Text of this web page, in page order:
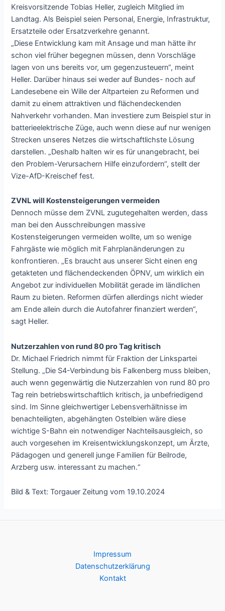
Kreisvorsitzende Tobias Heller, zugleich Mitglied im
Landtag. Als Beispiel seien Personal, Energie, Infrastruktur,
Ersatzteile oder Ersatzverkehre genannt.
„Diese Entwicklung kam mit Ansage und man hätte ihr
schon viel früher begegnen müssen, denn Vorschläge
lagen von uns bereits vor, um gegenzusteuern“, meint
Heller. Darüber hinaus sei weder auf Bundes- noch auf
Landesebene ein Wille der Altparteien zu Reformen und
damit zu einem attraktiven und flächendeckenden
Nahverkehr vorhanden. Man investiere zum Beispiel stur in
batterieelektrische Züge, auch wenn diese auf nur wenigen
Strecken unseres Netzes die wirtschaftlichste Lösung
darstellen. „Deshalb halten wir es für unangebracht, bei
den Problem-Verursachern Hilfe einzufordern“, stellt der
Vize-AfD-Kreischef fest.
ZVNL will Kostensteigerungen vermeiden
Dennoch müsse dem ZVNL zugutegehalten werden, dass
man bei den Ausschreibungen massive
Kostensteigerungen vermeiden wollte, um so wenige
Fahrgäste wie möglich mit Fahrplanänderungen zu
konfrontieren. „Es braucht aus unserer Sicht einen eng
getakteten und flächendeckenden ÖPNV, um wirklich ein
Angebot zur individuellen Mobilität gerade im ländlichen
Raum zu bieten. Reformen dürfen allerdings nicht wieder
am Ende allein durch die Autofahrer finanziert werden“,
sagt Heller.
Nutzerzahlen von rund 80 pro Tag kritisch
Dr. Michael Friedrich nimmt für Fraktion der Linkspartei
Stellung. „Die S4-Verbindung bis Falkenberg muss bleiben,
auch wenn gegenwärtig die Nutzerzahlen von rund 80 pro
Tag rein betriebswirtschaftlich kritisch, ja unbefriedigend
sind. Im Sinne gleichwertiger Lebensverhältnisse im
benachteiligten, abgehängten Ostelbien wäre diese
wichtige S-Bahn ein notwendiger Nachteilsausgleich, so
auch vorgesehen im Kreisentwicklungskonzept, um Ärzte,
Pädagogen und generell junge Familien für Beilrode,
Arzberg usw. interessant zu machen.“
Bild & Text: Torgauer Zeitung vom 19.10.2024
Impressum
Datenschutzerklärung
Kontakt